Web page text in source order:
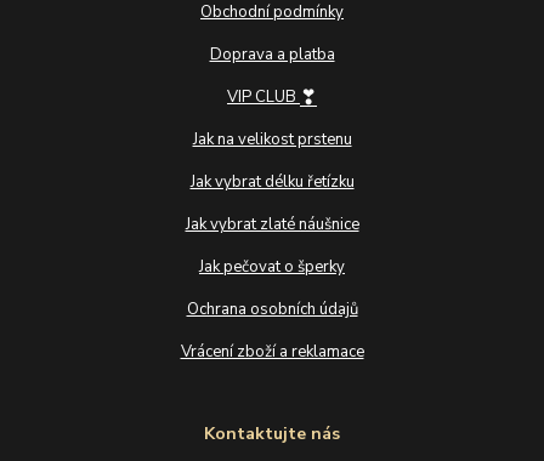
Obchodní podmínky
Doprava a platba
VIP CLUB ❣
Jak na velikost prstenu
Jak vybrat délku řetízku
Jak vybrat zlaté náušnice
Jak pečovat o šperky
Ochrana osobních údajů
Vrácení zboží a reklamace
Kontaktujte nás